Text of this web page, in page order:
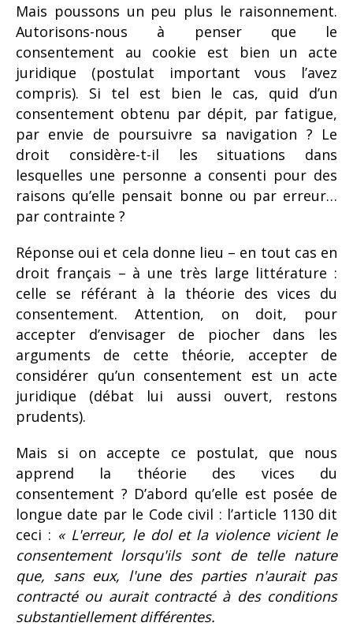
Mais poussons un peu plus le raisonnement.
Autorisons-nous à penser que le
consentement au cookie est bien un acte
juridique (postulat important vous l’avez
compris). Si tel est bien le cas, quid d’un
consentement obtenu par dépit, par fatigue,
par envie de poursuivre sa navigation ? Le
droit considère-t-il les situations dans
lesquelles une personne a consenti pour des
raisons qu’elle pensait bonne ou par erreur…
par contrainte ?
Réponse oui et cela donne lieu – en tout cas en
droit français – à une très large littérature :
celle se référant à la théorie des vices du
consentement. Attention, on doit, pour
accepter d’envisager de piocher dans les
arguments de cette théorie, accepter de
considérer qu’un consentement est un acte
juridique (débat lui aussi ouvert, restons
prudents).
Mais si on accepte ce postulat, que nous
apprend la théorie des vices du
consentement ? D’abord qu’elle est posée de
longue date par le Code civil : l’article 1130 dit
ceci : « L'erreur, le dol et la violence vicient le
consentement lorsqu'ils sont de telle nature
que, sans eux, l'une des parties n'aurait pas
contracté ou aurait contracté à des conditions
substantiellement différentes.